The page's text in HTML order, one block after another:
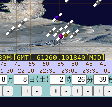
秒[GMT] 61260.101840[MJD]
月 日(土) 時 分